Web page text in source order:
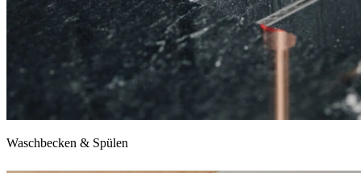
Waschbecken & Spülen